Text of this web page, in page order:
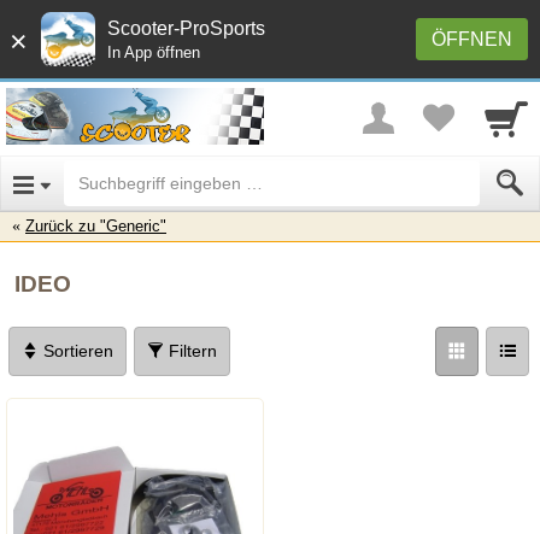
× ÖFFNEN
Scooter-ProSports
In App öffnen
Zurück zu "Generic"
IDEO
Sortieren Filtern